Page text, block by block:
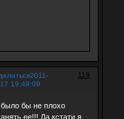
119
2011-
19:49:09
бы не плохо
ее!!! Да кстати я